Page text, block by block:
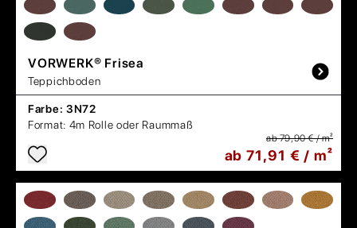
VORWERK® Frisea
Teppichboden
Farbe: 3N72
Format: 4m Rolle oder Raummaß
ab 79,90 € / m²
ab 71,91 € / m²